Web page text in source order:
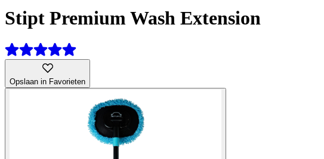
Stipt Premium Wash Extension
Opslaan in Favorieten